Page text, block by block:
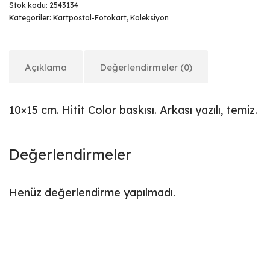
Stok kodu: 2543134
Kategoriler: Kartpostal-Fotokart, Koleksiyon
Açıklama Değerlendirmeler (0)
10×15 cm. Hitit Color baskısı. Arkası yazılı, temiz.
Değerlendirmeler
Henüz değerlendirme yapılmadı.